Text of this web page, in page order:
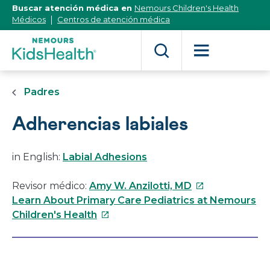
[Skip
Content]
Buscar atención médica en Nemours Children's Health
Médicos
Centros de atención médica
Padres
Adherencias labiales
in English: Labial Adhesions
Revisor médico: Amy W. Anzilotti, MD Este
enlace
Learn About Primary Care Pediatrics at Nemours
Children's Health Este